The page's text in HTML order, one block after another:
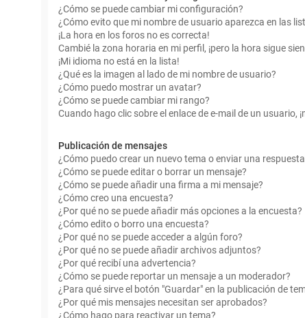
¿Cómo se puede cambiar mi configuración?
¿Cómo evito que mi nombre de usuario aparezca en las
¡La hora en los foros no es correcta!
Cambié la zona horaria en mi perfil, ¡pero la hora sigue
¡Mi idioma no está en la lista!
¿Qué es la imagen al lado de mi nombre de usuario?
¿Cómo puedo mostrar un avatar?
¿Cómo se puede cambiar mi rango?
Cuando hago clic sobre el enlace de e-mail de un usuario,
Publicación de mensajes
¿Cómo puedo crear un nuevo tema o enviar una
¿Cómo se puede editar o borrar un mensaje?
¿Cómo se puede añadir una firma a mi mensaje?
¿Cómo creo una encuesta?
¿Por qué no se puede añadir más opciones a la encuesta?
¿Cómo edito o borro una encuesta?
¿Por qué no se puede acceder a algún foro?
¿Por qué no se puede añadir archivos adjuntos?
¿Por qué recibí una advertencia?
¿Cómo se puede reportar un mensaje a un moderador?
¿Para qué sirve el botón "Guardar" en la publicación de
¿Por qué mis mensajes necesitan ser aprobados?
¿Cómo hago para reactivar un tema?